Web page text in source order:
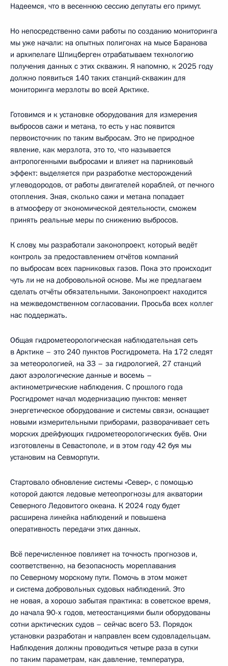
Надеемся, что в весеннюю сессию депутаты его примут.
Но непосредственно сами работы по созданию мониторинга
мы уже начали: на опытных полигонах на мысе Баранова
и архипелаге Шпицберген отрабатываем технологию
получения данных с этих скважин. Я напомню, к 2025 году
должно появиться 140 таких станций-скважин для
мониторинга мерзлоты во всей Арктике.
Готовимся и к установке оборудования для измерения
выбросов сажи и метана, то есть у нас появится
первоисточник по таким выбросам. Это не природное
явление, как мерзлота, это то, что называется
антропогенными выбросами и влияет на парниковый
эффект: выделяется при разработке месторождений
углеводородов, от работы двигателей кораблей, от печного
отопления. Зная, сколько сажи и метана попадает
в атмосферу от экономической деятельности, сможем
принять реальные меры по снижению выбросов.
К слову, мы разработали законопроект, который ведёт
контроль за предоставлением отчётов компаний
по выбросам всех парниковых газов. Пока это происходит
чуть ли не на добровольной основе. Мы же предлагаем
сделать отчёты обязательными. Законопроект находится
на межведомственном согласовании. Просьба всех коллег
нас поддержать.
Общая гидрометеорологическая наблюдательная сеть
в Арктике – это 240 пунктов Росгидромета. На 172 следят
за метеорологией, на 33 – за гидрологией, 27 станций
дают аэрологические данные и восемь –
актинометрические наблюдения. С прошлого года
Росгидромет начал модернизацию пунктов: меняет
энергетическое оборудование и системы связи, оснащает
новыми измерительными приборами, разворачивает сеть
морских дрейфующих гидрометеорологических буёв. Они
изготовлены в Севастополе, и в этом году 42 буя мы
установим на Севморпути.
Стартовало обновление системы «Север», с помощью
которой даются ледовые метеопрогнозы для акватории
Северного Ледовитого океана. К 2024 году будет
расширена линейка наблюдений и повышена
оперативность передачи этих данных.
Всё перечисленное повлияет на точность прогнозов и,
соответственно, на безопасность мореплавания
по Северному морскому пути. Помочь в этом может
и система добровольных судовых наблюдений. Это
не новая, а хорошо забытая практика: в советское время,
до начала 90-х годов, метеостанциями были оборудованы
сотни арктических судов – сейчас всего 53. Порядок
установки разработан и направлен всем судовладельцам.
Наблюдения должны проводиться четыре раза в сутки
по таким параметрам, как давление, температура,